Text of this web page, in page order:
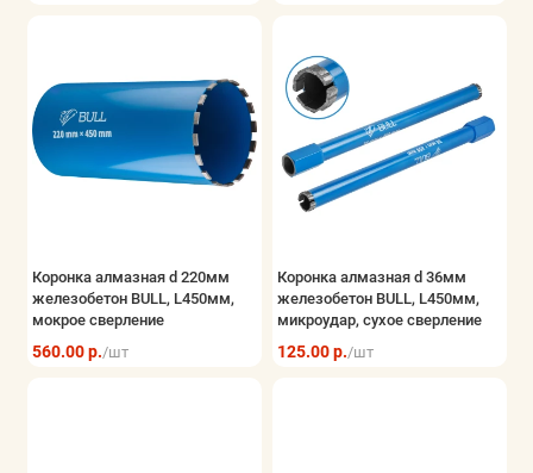
Коронка алмазная d 220мм
железобетон BULL, L450мм,
мокрое сверление
560.00 р./шт
Коронка алмазная d 36мм
железобетон BULL, L450мм,
микроудар, сухое сверление
125.00 р./шт